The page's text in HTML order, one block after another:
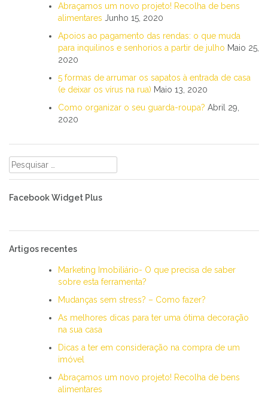
Abraçamos um novo projeto! Recolha de bens
alimentares Junho 15, 2020
Apoios ao pagamento das rendas: o que muda
para inquilinos e senhorios a partir de julho Maio 25,
2020
5 formas de arrumar os sapatos à entrada de casa
(e deixar os vírus na rua) Maio 13, 2020
Como organizar o seu guarda-roupa? Abril 29,
2020
Pesquisar
por:
Facebook Widget Plus
Artigos recentes
Marketing Imobiliário- O que precisa de saber
sobre esta ferramenta?
Mudanças sem stress? – Como fazer?
As melhores dicas para ter uma ótima decoração
na sua casa
Dicas a ter em consideração na compra de um
imóvel
Abraçamos um novo projeto! Recolha de bens
alimentares